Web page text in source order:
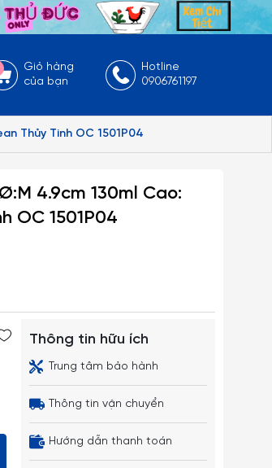
Giỏ hàng
của bạn
Hotline
0906761197
Thủy Tinh OC 1501P04
4.9cm 130ml Cao:
OC 1501P04
Thông tin hữu ích
Trung tâm bảo hành
Thông tin vận chuyển
Hướng dẫn thanh toán